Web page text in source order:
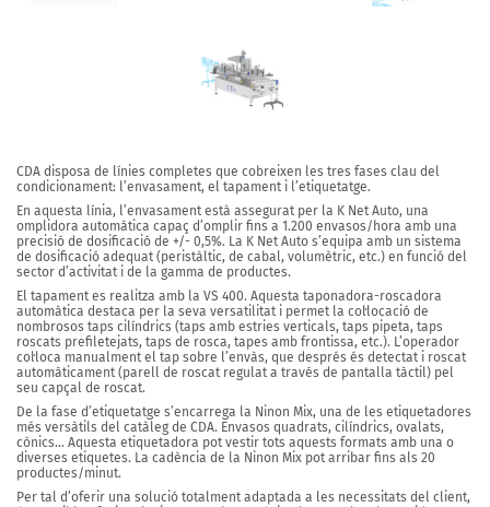
CDA disposa de línies completes que cobreixen les tres fases clau del
condicionament: l’envasament, el tapament i l’etiquetatge.
En aquesta línia, l’envasament està assegurat per la K Net Auto, una
omplidora automàtica capaç d’omplir fins a 1.200 envasos/hora amb una
precisió de dosificació de +/- 0,5%. La K Net Auto s’equipa amb un sistema
de dosificació adequat (peristàltic, de cabal, volumètric, etc.) en funció del
sector d’activitat i de la gamma de productes.
El tapament es realitza amb la VS 400. Aquesta taponadora-roscadora
automàtica destaca per la seva versatilitat i permet la col·locació de
nombrosos taps cilíndrics (taps amb estries verticals, taps pipeta, taps
roscats prefiletejats, taps de rosca, tapes amb frontissa, etc.). L’operador
col·loca manualment el tap sobre l’envàs, que després és detectat i roscat
automàticament (parell de roscat regulat a través de pantalla tàctil) pel
seu capçal de roscat.
De la fase d’etiquetatge s’encarrega la Ninon Mix, una de les etiquetadores
més versàtils del catàleg de CDA. Envasos quadrats, cilíndrics, ovalats,
cònics… Aquesta etiquetadora pot vestir tots aquests formats amb una o
diverses etiquetes. La cadència de la Ninon Mix pot arribar fins als 20
productes/minut.
Per tal d’oferir una solució totalment adaptada a les necessitats del client,